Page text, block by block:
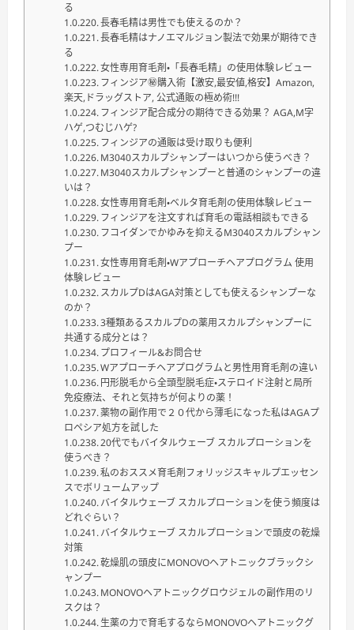
る
長春毛精は男性でも使えるのか？
長春毛精はナノエマルジョン製法で効果が期待でき
る
女性専用育毛剤・「長春毛精」の使用体験レビュー
フィンジア㊙購入術【激安,最安値,格安】Amazon,
楽天,ドラッグストア, 公式通販の極め術!!!
フィンジア配合成分の期待できる効果？ AGA,M字
ハゲ,つむじハゲ?
フィンジアの通販は受け取りも便利
M3040スカルプシャンプーはいつから使うべき？
M3040スカルプシャンプーと普通のシャンプーの違
いは？
女性専用育毛剤・ベルタ育毛剤の使用体験レビュー
フィンジアを注文すれば育毛の電話相談もできる
フコイダンでかゆみを抑えるM3040スカルプシャン
プー
女性専用育毛剤・Wアプローチヘアプログラム 使用
体験レビュー
スカルプDはAGA対策としても使えるシャンプーな
のか？
3種類あるスカルプDの薬用スカルプシャンプーに
共通する成分とは？
プロフィール&お問合せ
Wアプローチヘアプログラムと男性用育毛剤の違い
円形脱毛から全頭型脱毛症・ステロイド注射と局所
免疫療法、それと気持ちが何よりの薬！
薬物の副作用で２０代から薄毛になった私はAGAプ
ロペシア処方を試した
20代でもバイタルウェーブ スカルプローションを
使うべき？
私のおススメ育毛剤フォリッジスキャルプエッセン
スでボリュームアップ
バイタルウェーブ スカルプローションを使う頻度は
どれぐらい？
バイタルウェーブ スカルプローションで頭皮の乾燥
対策
乾燥肌の頭皮にMONOVOヘアトニックブラックシ
ャンプー
MONOVOヘアトニックグロウジェルの副作用のリ
スクは？
生薬の力で育毛するならMONOVOヘアトニックグ